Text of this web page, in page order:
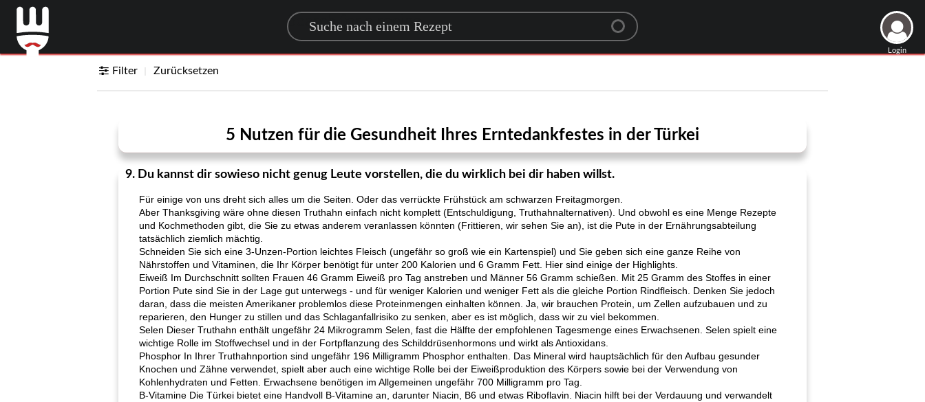
Search for a recipe
Login
Filter Zurücksetzen
5 Nutzen für die Gesundheit Ihres Erntedankfestes in der Türkei
9. Du kannst dir sowieso nicht genug Leute vorstellen, die du wirklich bei dir haben willst.
Für einige von uns dreht sich alles um die Seiten. Oder das verrückte Frühstück am schwarzen Freitagmorgen.
Aber Thanksgiving wäre ohne diesen Truthahn einfach nicht komplett (Entschuldigung, Truthahnalternativen). Und obwohl es eine Menge Rezepte
und Kochmethoden gibt, die Sie zu etwas anderem veranlassen könnten (Frittieren, wir sehen Sie an), ist die Pute in der Ernährungsabteilung
tatsächlich ziemlich mächtig.
Schneiden Sie sich eine 3-Unzen-Portion leichtes Fleisch (ungefähr so ​​groß wie ein Kartenspiel) und Sie geben sich eine ganze Reihe von
Nährstoffen und Vitaminen, die Ihr Körper benötigt für unter 200 Kalorien und 6 Gramm Fett. Hier sind einige der Highlights.
Eiweiß Im Durchschnitt sollten Frauen 46 Gramm Eiweiß pro Tag anstreben und Männer 56 Gramm schießen. Mit 25 Gramm des Stoffes in einer
Portion Pute sind Sie in der Lage gut unterwegs - und für weniger Kalorien und weniger Fett als die gleiche Portion Rindfleisch. Denken Sie jedoch
daran, dass die meisten Amerikaner problemlos diese Proteinmengen einhalten können. Ja, wir brauchen Protein, um Zellen aufzubauen und zu
reparieren, den Hunger zu stillen und das Schlaganfallrisiko zu senken, aber es ist möglich, dass wir zu viel bekommen.
Selen Dieser Truthahn enthält ungefähr 24 Mikrogramm Selen, fast die Hälfte der empfohlenen Tagesmenge eines Erwachsenen. Selen spielt eine
wichtige Rolle im Stoffwechsel und in der Fortpflanzung des Schilddrüsenhormons und wirkt als Antioxidans.
Phosphor In Ihrer Truthahnportion sind ungefähr 196 Milligramm Phosphor enthalten. Das Mineral wird hauptsächlich für den Aufbau gesunder
Knochen und Zähne verwendet, spielt aber auch eine wichtige Rolle bei der Eiweißproduktion des Körpers sowie bei der Verwendung von
Kohlenhydraten und Fetten. Erwachsene benötigen im Allgemeinen ungefähr 700 Milligramm pro Tag.
B-Vitamine Die Türkei bietet eine Handvoll B-Vitamine an, darunter Niacin, B6 und etwas Riboflavin. Niacin hilft bei der Verdauung und verwandelt